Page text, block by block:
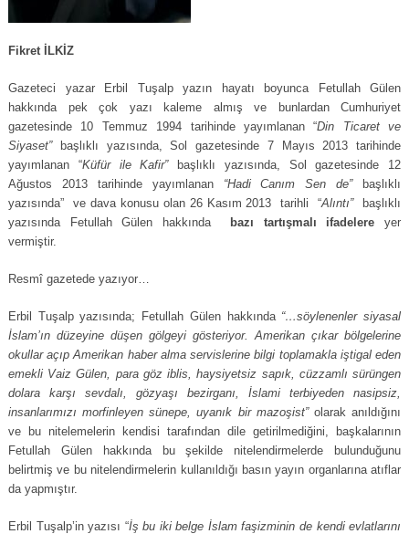
Fikret İLKİZ
Gazeteci yazar Erbil Tuşalp yazın hayatı boyunca Fetullah Gülen
hakkında pek çok yazı kaleme almış ve bunlardan Cumhuriyet
gazetesinde 10 Temmuz 1994 tarihinde yayımlanan “Din Ticaret ve
Siyaset”
başlıklı yazısında, Sol gazetesinde 7 Mayıs 2013 tarihinde
yayımlanan “Küfür ile Kafir”
başlıklı yazısında, Sol gazetesinde 12
Ağustos 2013 tarihinde yayımlanan “Hadi Canım Sen de”
başlıklı
yazısında” ve dava konusu olan 26 Kasım 2013 tarihli “Alıntı”
başlıklı
yazısında Fetullah Gülen hakkında
bazı tartışmalı ifadelere yer
vermiştir.
Resmî gazetede yazıyor…
Erbil Tuşalp yazısında; Fetullah Gülen hakkında“…söylenenler siyasal
İslam’ın düzeyine düşen gölgeyi gösteriyor. Amerikan çıkar bölgelerine
okullar açıp Amerikan haber alma servislerine bilgi toplamakla iştigal eden
emekli Vaiz Gülen, para göz iblis, haysiyetsiz sapık, cüzzamlı sürüngen
dolara karşı sevdalı, gözyaşı bezirganı, İslami terbiyeden nasipsiz,
insanlarımızı morfinleyen sünepe, uyanık bir mazoşist” olarak anıldığını
ve bu nitelemelerin kendisi tarafından dile getirilmediğini, başkalarının
Fetullah Gülen hakkında bu şekilde nitelendirmelerde bulunduğunu
belirtmiş ve bu nitelendirmelerin kullanıldığı basın yayın organlarına atıflar
da yapmıştır.
Erbil Tuşalp’in yazısı “İş bu iki belge İslam faşizminin de kendi evlatlarını